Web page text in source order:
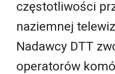
częstotliwości
naziemnej
Nadawcy DTT
operatorów